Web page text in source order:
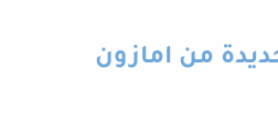
من امازون